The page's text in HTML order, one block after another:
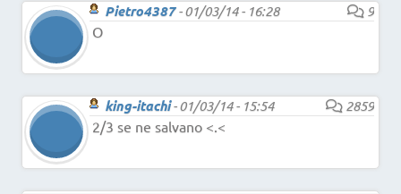
Pietro4387-01/03/14 - 16:28
9
O
king-itachi-01/03/14 - 15:54
2859
2/3 se ne salvano <.<